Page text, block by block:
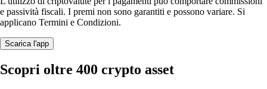
e passività fiscali. I premi non sono garantiti e possono variare. Si
applicano Termini e Condizioni.
Scarica l'app
Scopri oltre 400 crypto asset